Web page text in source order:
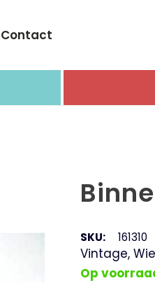
Contact
SKU: 161310
Vintage,
Op